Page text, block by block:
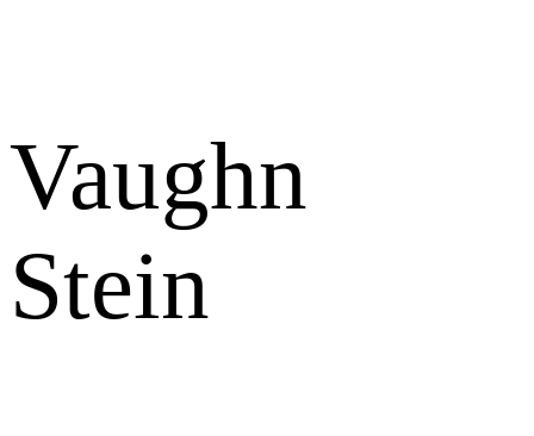
Vaughn
Stein